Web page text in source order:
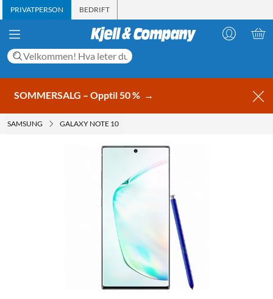
PRIVATPERSON BEDRIFT
SOMMERSALG – Opptil 50 % →
SAMSUNG GALAXY NOTE 10